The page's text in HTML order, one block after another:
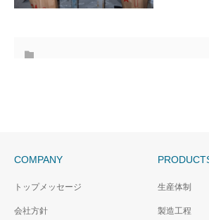
COMPANY
トップメッセージ
会社方針
生産体制
製造工程